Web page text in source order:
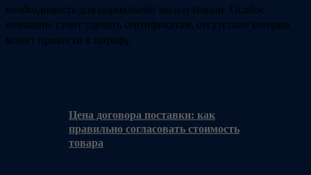
необходимость для нормальной эксплуатации. Особое
внимание стоит уделить сертификатам, отсутствие которых
может привести к штрафу.
Цена договора поставки: как
правильно согласовать стоимость
товара